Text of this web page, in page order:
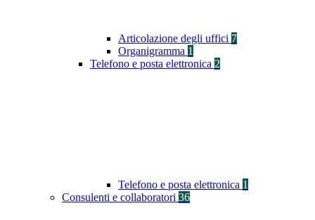
Articolazione degli uffici 7
Organigramma 1
Telefono e posta elettronica 2
Telefono e posta elettronica 1
Consulenti e collaboratori 36